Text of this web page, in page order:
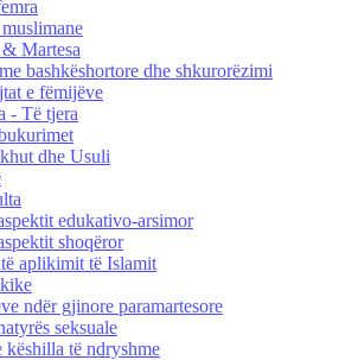
& Martesa
bashkëshortore dhe shkurorëzimi
e fëmijëve
- Të tjera
dhe Usuli
edukativo-arsimor
shoqëror
aplikimit të Islamit
ndër gjinore paramartesore
seksuale
këshilla të ndryshme